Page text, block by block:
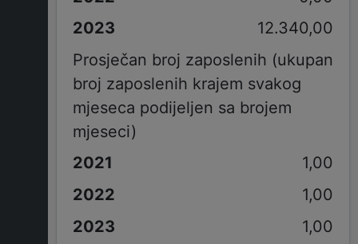
12.340,00
Prosječan broj zaposlenih (ukupan
broj zaposlenih krajem svakog
mjeseca podijeljen sa brojem
mjeseci)
1,00
1,00
1,00